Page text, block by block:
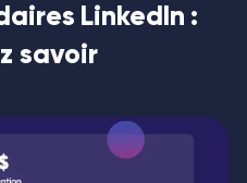
LinkedIn :
savoir